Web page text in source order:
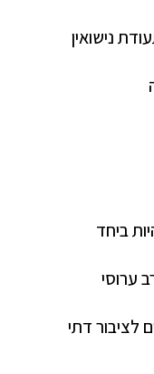
נישואין
ביחד
ערוסי
לציבור דתי